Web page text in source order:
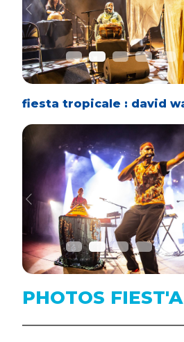
Previous
fiesta tropicale : david
Previous
PHOTOS